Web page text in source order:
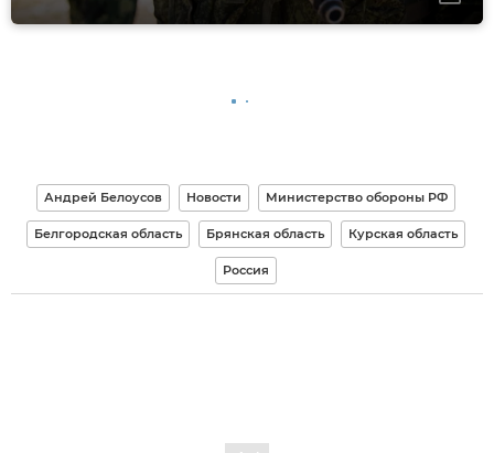
Андрей Белоусов Новости Министерство обороны РФ
Белгородская область Брянская область Курская область
Россия